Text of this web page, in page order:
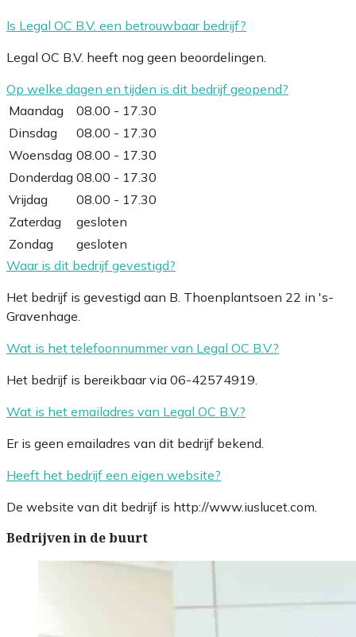
Is Legal OC B.V. een betrouwbaar bedrijf?
Legal OC B.V. heeft nog geen beoordelingen.
Op welke dagen en tijden is dit bedrijf geopend?
Maandag
08.00 - 17.30
Dinsdag
08.00 - 17.30
Woensdag 08.00 - 17.30
Donderdag 08.00 - 17.30
Vrijdag
08.00 - 17.30
Zaterdag
gesloten
Zondag
gesloten
Waar is dit bedrijf gevestigd?
Het bedrijf is gevestigd aan B. Thoenplantsoen 22 in 's-
Gravenhage.
Wat is het telefoonnummer van Legal OC B.V.?
Het bedrijf is bereikbaar via 06-42574919.
Wat is het emailadres van Legal OC B.V.?
Er is geen emailadres van dit bedrijf bekend.
Heeft het bedrijf een eigen website?
De website van dit bedrijf is http://www.iuslucet.com.
Bedrijven in de buurt